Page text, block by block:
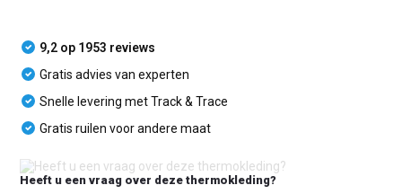
9,2 op 1953 reviews
Gratis advies van experten
Snelle levering met Track & Trace
Gratis ruilen voor andere maat
Heeft u een vraag over deze thermokleding?